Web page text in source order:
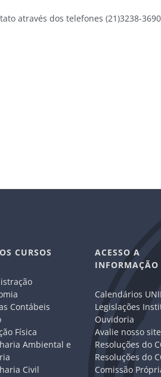
através dos telefones (21)3238-
CURSOS
Contábeis
Física
Ambiental e
Civil
ACESSO A
INFORMAÇÃO
Calendários
Legislações
Ouvidoria
Avalie nosso site
Resoluções do
Resoluções do
Comissão